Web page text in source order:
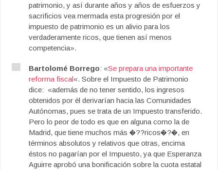
patrimonio, y así durante años y años de esfuerzos y
sacrificios vea mermada esta progresión por el
impuesto de patrimonio es un alivio para los
verdaderamente ricos, que tienen así menos
competencia».
Bartolomé Borrego: «Se prepara una importante
reforma fiscal«. Sobre el Impuesto de Patrimonio
dice: «además de no tener sentido, los ingresos
obtenidos por él derivarían hacia las Comunidades
Autónomas, pues se trata de un Impuesto transferido.
Pero lo peor de todo es que en alguna como la de
Madrid, que tiene muchos más �??ricos�?�, en
términos absolutos y relativos que otras, encima
éstos no pagarían por el Impuesto, ya que Esperanza
Aguirre aprobó una bonificación sobre la cuota estatal